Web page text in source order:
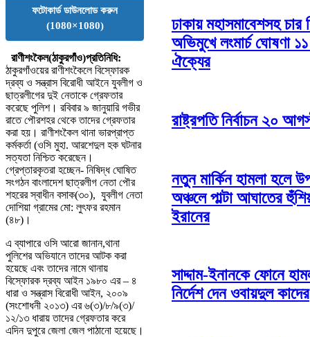
ফটোকার্ড ডাউনলোড করুন
(1080×1080)
রাণীশংকৈল(ঠাকুরগাঁও)প্রতিনিধি:
ঠাকুরগাঁওয়ের রাণীশংকৈলে বিস্ফোরক
দ্রব্য ও সন্ত্রাস বিরোধী আইনে যুবলীগ ও
ছাত্রলীগের দুই নেতাকে গ্রেফতার
করেছে পুলিশ। রবিবার ৯ জানুয়ারি গভীর
রাতে পৌরশহর থেকে তাদের গ্রেফতার
করা হয়। রাণীশংকৈল থানা ভারপ্রাপ্ত
কর্মকর্তা (ওসি মুহা. আরশেদুল হক ঘটনার
সত্যতা নিশ্চিত করেছেন।
গ্রেপ্তারকৃতরা হচ্ছেন- নিষিদ্ধ ঘোষিত
সংগঠন বাংলাদেশ ছাত্রলীগ নেতা পৌর
শহরের স্বাধীন বসাক(৩০), যুবলীগ নেতা
দোশিয়া গ্রামের মো: লুৎফর রহমান
(৪৮)।
এ ব্যাপারে ওসি আরো জানান,থানা
পুলিশের অভিযানে তাদের আটক করা
হয়েছে এবং তাদের নামে থানায়
বিস্ফোরক দ্রব্য আইন ১৯৮০ এর – ৪
ধারা ও সন্ত্রাস বিরোধী আইন, ২০০৯
(সংশোধনী ২০১৩) এর ৬(৩)/৮/৯(৩)/
১২/১৩ ধারায় তাদের গ্রেফতার করে
এদিন দুপুরে জেলা জেল পাঠানো হয়েছে।
ঢাকায় মহাসমাবেশসহ চার
অভিমুখে লংমার্চ ঘোষণা
ঐক্যের
রাষ্ট্রপতি নির্বাচন ২০
নতুন মার্কিন হামলা হলে
অঞ্চলে পাল্টা আঘাতের
ইরানের
সাদ্দাম-ইনানকে ফোনে
নির্দেশ দেন ওবায়দুল কাদের